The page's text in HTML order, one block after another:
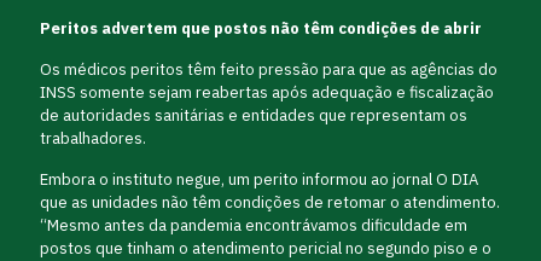
Peritos advertem que postos não têm condições de abrir
Os médicos peritos têm feito pressão para que as agências do
INSS somente sejam reabertas após adequação e fiscalização
de autoridades sanitárias e entidades que representam os
trabalhadores.
Embora o instituto negue, um perito informou ao jornal O DIA
que as unidades não têm condições de retomar o atendimento.
“Mesmo antes da pandemia encontrávamos dificuldade em
postos que tinham o atendimento pericial no segundo piso e o